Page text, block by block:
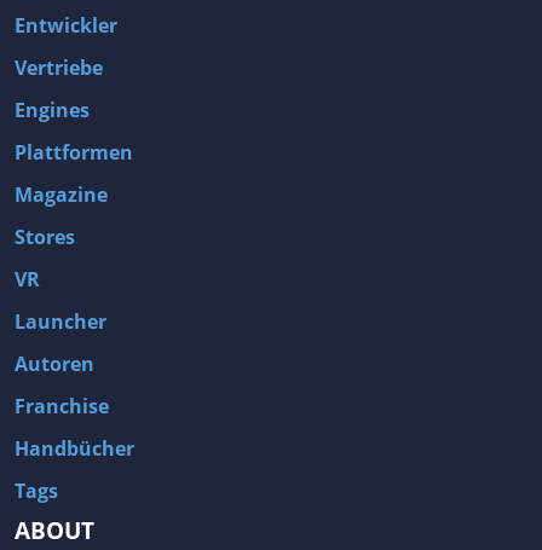
Entwickler
Vertriebe
Engines
Plattformen
Magazine
Stores
VR
Launcher
Autoren
Franchise
Handbücher
Tags
ABOUT